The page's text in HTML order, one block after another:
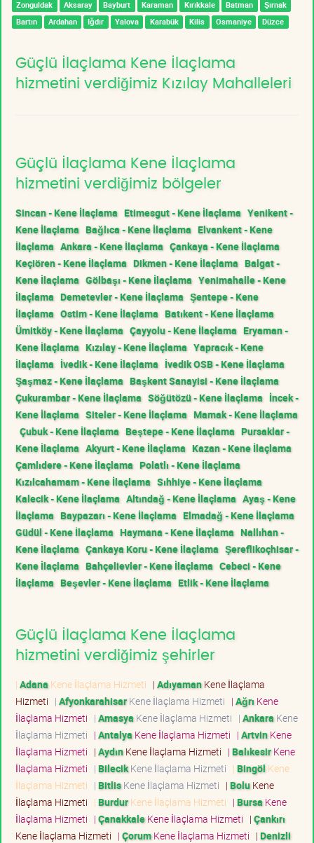
Zonguldak Aksaray Bayburt Karaman Kırıkkale Batman
Şırnak
Bartın
Ardahan Iğdır Yalova Karabük Kilis Osmaniye Düzce
Güçlü İlaçlama Kene İlaçlama
hizmetini verdiğimiz Kızılay Mahalleleri
Güçlü İlaçlama Kene İlaçlama
hizmetini verdiğimiz bölgeler
Sincan - Kene İlaçlama Etimesgut - Kene İlaçlama Yenikent -
Kene İlaçlama Bağlıca - Kene İlaçlama Elvankent - Kene
İlaçlama Ankara - Kene İlaçlama Çankaya - Kene İlaçlama
Keçiören - Kene İlaçlama Dikmen - Kene İlaçlama Balgat -
Kene İlaçlama Gölbaşı - Kene İlaçlama Yenimahalle - Kene
İlaçlama Demetevler - Kene İlaçlama Şentepe - Kene
İlaçlama Ostim - Kene İlaçlama Batıkent - Kene İlaçlama
Ümitköy - Kene İlaçlama Çayyolu - Kene İlaçlama Eryaman -
Kene İlaçlama Kızılay - Kene İlaçlama Yapracık - Kene
İlaçlama İvedik - Kene İlaçlama İvedik OSB - Kene İlaçlama
Şaşmaz - Kene İlaçlama Başkent Sanayisi - Kene İlaçlama
Çukurambar - Kene İlaçlama Söğütözü - Kene İlaçlama İncek -
Kene İlaçlama Siteler - Kene İlaçlama Mamak - Kene İlaçlama
Çubuk - Kene İlaçlama Beştepe - Kene İlaçlama Pursaklar -
Kene İlaçlama Akyurt - Kene İlaçlama Kazan - Kene İlaçlama
Çamlıdere - Kene İlaçlama Polatlı - Kene İlaçlama
Kızılcahamam - Kene İlaçlama Sıhhiye - Kene İlaçlama
Kalecik - Kene İlaçlama Altındağ - Kene İlaçlama Ayaş - Kene
İlaçlama Baypazarı - Kene İlaçlama Elmadağ - Kene İlaçlama
Güdül - Kene İlaçlama Haymana - Kene İlaçlama Nallıhan -
Kene İlaçlama Çankaya Koru - Kene İlaçlama Şereflikoçhisar -
Kene İlaçlama Bahçelievler - Kene İlaçlama Cebeci - Kene
İlaçlama Beşevler - Kene İlaçlama Etlik - Kene İlaçlama
Güçlü İlaçlama Kene İlaçlama
hizmetini verdiğimiz şehirler
| Adana Kene İlaçlama Hizmeti | AdıyamanKene İlaçlama
Hizmeti | AfyonkarahisarKene İlaçlama Hizmeti | Ağrı Kene
İlaçlama Hizmeti | Amasya Kene İlaçlama Hizmeti | Ankara Kene
İlaçlama Hizmeti | Antalya Kene İlaçlama Hizmeti | ArtvinKene
İlaçlama Hizmeti | AydınKene İlaçlama Hizmeti | BalıkesirKene
İlaçlama Hizmeti | BilecikKene İlaçlama Hizmeti | Bingöl Kene
İlaçlama Hizmeti | BitlisKene İlaçlama Hizmeti | BoluKene
İlaçlama Hizmeti | BurdurKene İlaçlama Hizmeti | Bursa Kene
İlaçlama Hizmeti | ÇanakkaleKene İlaçlama Hizmeti | Çankırı
Kene İlaçlama Hizmeti | ÇorumKene İlaçlama Hizmeti | Denizli